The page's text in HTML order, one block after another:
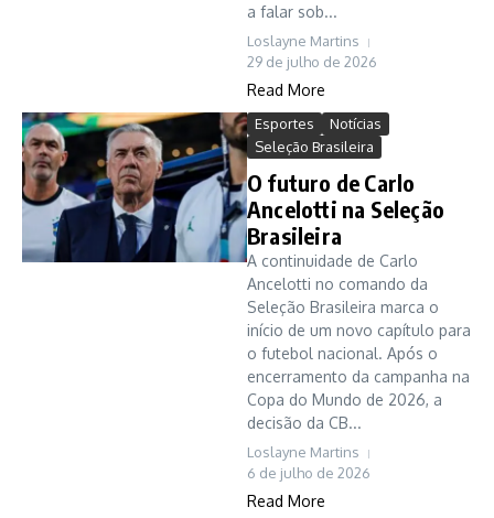
a falar sob...
Loslayne Martins
29 de julho de 2026
Read More
Esportes
Notícias
Seleção Brasileira
O futuro de Carlo
Ancelotti na Seleção
Brasileira
A continuidade de Carlo
Ancelotti no comando da
Seleção Brasileira marca o
início de um novo capítulo para
o futebol nacional. Após o
encerramento da campanha na
Copa do Mundo de 2026, a
decisão da CB...
Loslayne Martins
6 de julho de 2026
Read More